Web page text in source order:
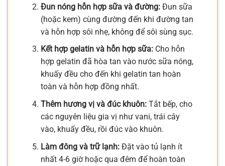
Đun nóng hỗn hợp sữa và đường:Đun sữa
(hoặc kem) cùng đường đến khi đường tan
và hỗn hợp sôi nhẹ, không để sôi sùng sục.
Kết hợp gelatin và hỗn hợp sữa:Cho hỗn
hợp gelatin đã hòa tan vào nước sữa nóng,
khuấy đều cho đến khi gelatin tan hoàn
toàn và hỗn hợp đồng nhất.
Thêm hương vị và đúc khuôn:Tắt bếp, cho
các nguyên liệu gia vị như vani, trái cây
vào, khuấy đều, rồi đúc vào khuôn.
Làm đông và trữ lạnh:Đặt vào tủ lạnh ít
nhất 4-6 giờ hoặc qua đêm để hoàn toàn